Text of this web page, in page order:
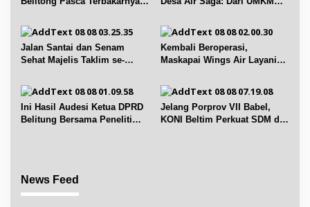
p
s
Jalan Santai dan Senam
Sehat Majelis Taklim se-
Kembali Beroperasi,
Maskapai Wings Air Layani
Ini Hasil Audesi Ketua DPRD
Belitung Bersama Peneliti
Jelang Porprov VII Babel,
KONI Beltim Perkuat SDM di
News Feed